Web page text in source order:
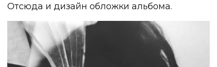
Отсюда и дизайн обложки альбома.